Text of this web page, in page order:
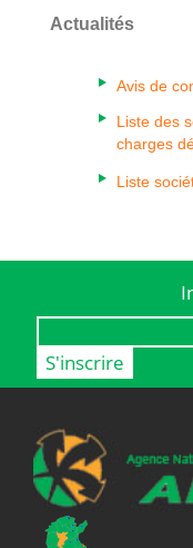
Actualités
Avis de
Liste des
charges
Liste